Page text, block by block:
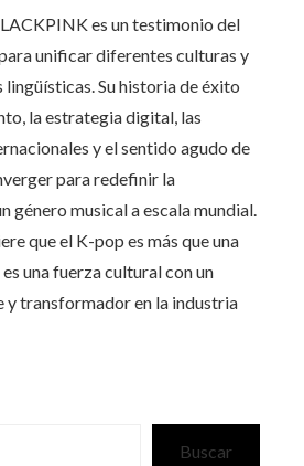
es un testimonio del
unificar diferentes culturas y
Su historia de éxito
la estrategia digital, las
y el sentido agudo de
para redefinir la
género musical a escala mundial.
que el K-pop es más que una
una fuerza cultural con un
y transformador en la industria
Buscar